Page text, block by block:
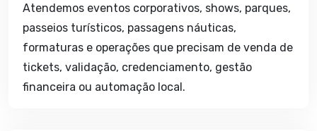
Atendemos eventos corporativos, shows, parques,
passeios turísticos, passagens náuticas,
formaturas e operações que precisam de venda de
tickets, validação, credenciamento, gestão
financeira ou automação local.